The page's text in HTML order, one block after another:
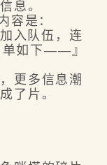
息。
是：
入队伍，连
单如下——』
更多信息潮
了片。